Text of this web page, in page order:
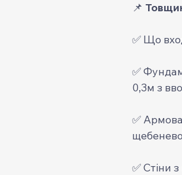
📌
✅ Що
✅
0,3м з
✅
✅ Стіни